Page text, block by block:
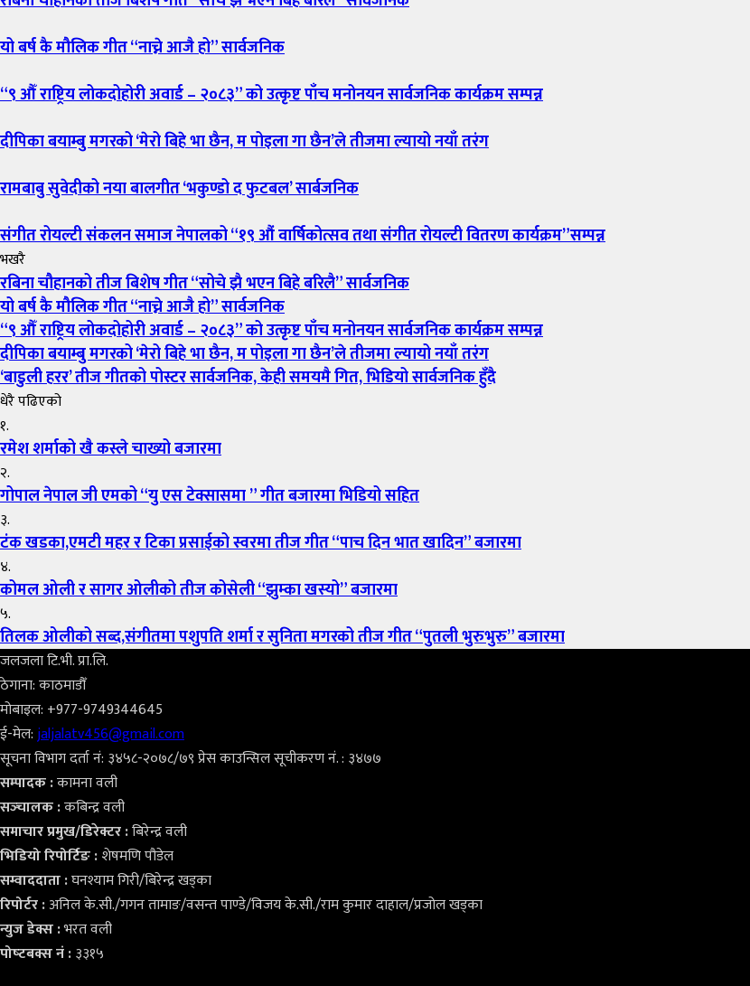
यो बर्ष कै मौलिक गीत “नाच्ने आजै हो” सार्वजनिक
“९ औँ राष्ट्रिय लोकदोहोरी अवार्ड – २०८३” को उत्कृष्ट पाँच मनोनयन सार्वजनिक कार्यक्रम सम्पन्न
दीपिका बयाम्बु मगरको ‘मेरो बिहे भा छैन, म पोइला गा छैन’ले तीजमा ल्यायो नयाँ तरंग
रामबाबु सुवेदीको नया बालगीत ‘भकुण्डो द फुटबल’ सार्बजनिक
संगीत रोयल्टी संकलन समाज नेपालको “१९ औं वार्षिकोत्सव तथा संगीत रोयल्टी वितरण कार्यक्रम”सम्पन्न
भखरै
रबिना चौहानको तीज बिशेष गीत “सोचे झै भएन बिहे बरिलै” सार्वजनिक
यो बर्ष कै मौलिक गीत “नाच्ने आजै हो” सार्वजनिक
“९ औँ राष्ट्रिय लोकदोहोरी अवार्ड – २०८३” को उत्कृष्ट पाँच मनोनयन सार्वजनिक कार्यक्रम सम्पन्न
दीपिका बयाम्बु मगरको ‘मेरो बिहे भा छैन, म पोइला गा छैन’ले तीजमा ल्यायो नयाँ तरंग
‘बाडुली हरर’ तीज गीतको पोस्टर सार्वजनिक, केही समयमै गित, भिडियो सार्वजनिक हुँदै
धेरै पढिएको
१.
रमेश शर्माको खै कस्ले चाख्यो बजारमा
२.
गोपाल नेपाल जी एमको “यु एस टेक्सासमा ” गीत बजारमा भिडियो सहित
३.
टंक खडका,एमटी महर र टिका प्रसाईको स्वरमा तीज गीत “पाच दिन भात खादिन” बजारमा
४.
कोमल ओली र सागर ओलीको तीज कोसेली “झुम्का खस्यो” बजारमा
५.
तिलक ओलीको सब्द,संगीतमा पशुपति शर्मा र सुनिता मगरको तीज गीत “पुतली भुरुभुरु” बजारमा
जलजला टि.भी. प्रा.लि.
ठेगाना: काठमाडौँ
मोबाइल: +977-9749344645
ई-मेल:jaljalatv456@gmail.com
सूचना विभाग दर्ता नं: ३४५८-२०७८/७९ प्रेस काउन्सिल सूचीकरण नं. : ३४७७
सम्पादक :कामना वली
सञ्‍चालक :कबिन्द्र वली
समाचार प्रमुख/डिरेक्टर :बिरेन्द्र वली
भिडियोरिपोर्टिङ :शेषमणि पौडेल
सम्वाददाता :घनश्याम गिरी/बिरेन्द्र खड्का
रिपोर्टर :अनिल के.सी./गगन तामाङ/वसन्त पाण्डे/विजय के.सी./राम कुमार दाहाल/प्रजोल खड्का
न्युज डेक्स:भरत वली
पोष्‍टबक्स नं :३३१५